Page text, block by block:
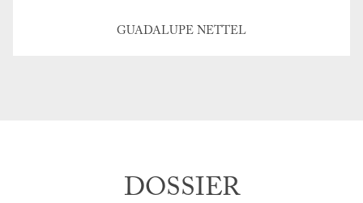
GUADALUPE NETTEL
DOSSIER